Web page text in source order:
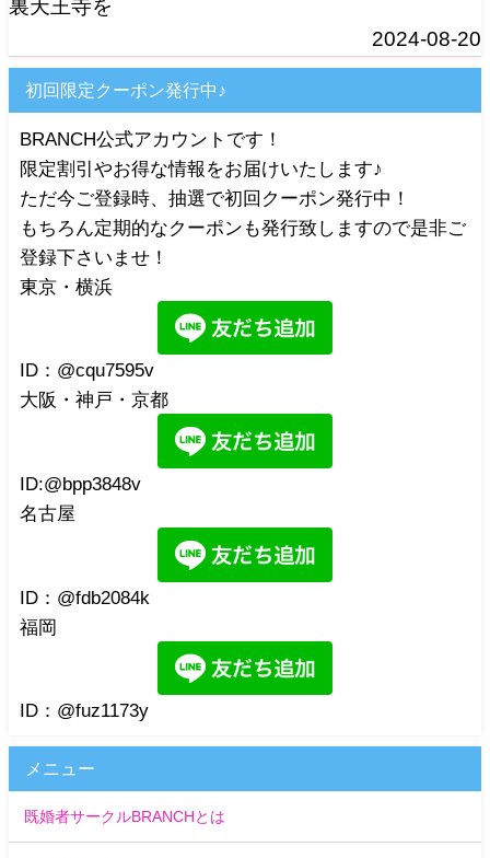
裏天王寺を
2024-08-20
初回限定クーポン発行中♪
BRANCH公式アカウントです！
限定割引やお得な情報をお届けいたします♪
ただ今ご登録時、抽選で初回クーポン発行中！
もちろん定期的なクーポンも発行致しますので是非ご
登録下さいませ！
東京・横浜
ID：@cqu7595v
大阪・神戸・京都
ID:@bpp3848v
名古屋
ID：@fdb2084k
福岡
ID：@fuz1173y
メニュー
既婚者サークルBRANCHとは